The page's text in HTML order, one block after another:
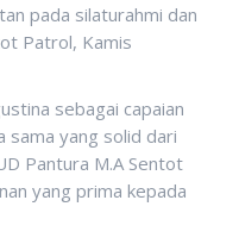
pada silaturahmi dan
Patrol, Kamis
sebagai capaian
sama yang solid dari
Pantura M.A Sentot
yang prima kepada